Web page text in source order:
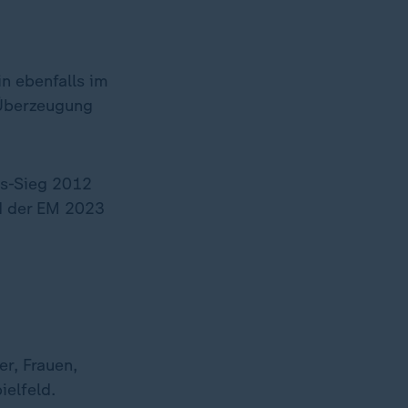
ebenfalls im
Sieg 2012
der EM 2023
Frauen,